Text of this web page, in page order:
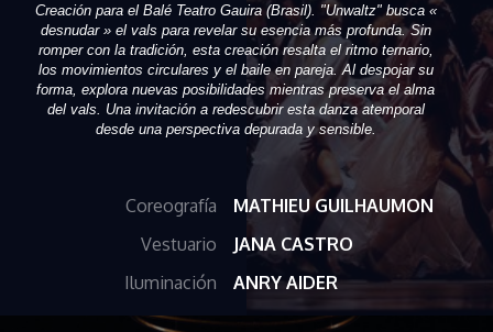
Creación para el Balé Teatro Gauira (Brasil). "Unwaltz" busca «
desnudar » el vals para revelar su esencia más profunda. Sin
romper con la tradición, esta creación resalta el ritmo ternario,
los movimientos circulares y el baile en pareja. Al despojar su
forma, explora nuevas posibilidades mientras preserva el alma
del vals. Una invitación a redescubrir esta danza atemporal
desde una perspectiva depurada y sensible.
Coreografía
MATHIEU GUILHAUMON
Vestuario
JANA CASTRO
Iluminación
ANRY AIDER